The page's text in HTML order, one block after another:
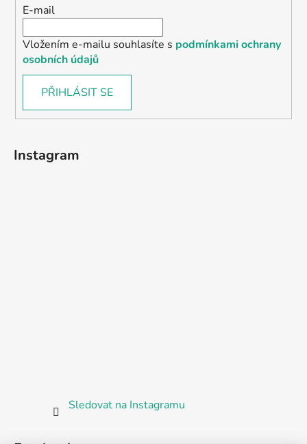
E-mail
Vložením e-mailu souhlasíte s podmínkami ochrany
osobních údajů
PŘIHLÁSIT SE
Instagram
Sledovat na Instagramu